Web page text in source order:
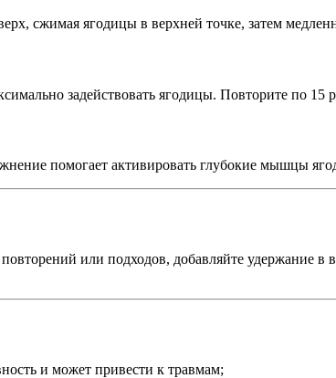
сжимая ягодицы в верхней точке, затем
задействовать ягодицы. Повторите по 15
помогает активировать глубокие мышцы
или подходов, добавляйте удержание
и может привести к травмам;